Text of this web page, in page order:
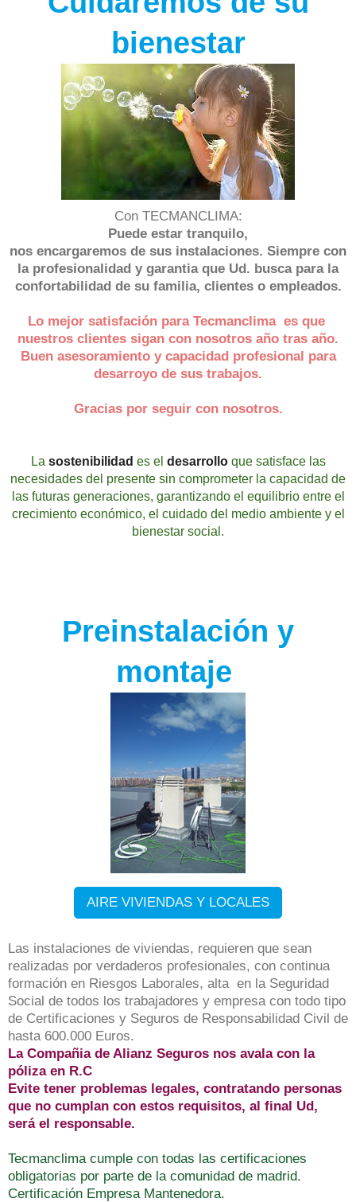
bienestar
Con TECMANCLIMA:
Puede estar tranquilo,
nos encargaremos de sus instalaciones. Siempre con
la profesionalidad y garantia que Ud. busca para la
confortabilidad de su familia, clientes o empleados.
Lo mejor satisfación para Tecmanclima es que
nuestros clientes sigan con nosotros año tras año.
Buen asesoramiento y capacidad profesional para
desarroyo de sus trabajos.
Gracias por seguir con nosotros.
La sostenibilidad es el desarrolloque satisface las
necesidades del presente sin comprometer la capacidad de
las futuras generaciones, garantizando el equilibrio entre el
crecimiento económico, el cuidado del medio ambiente y el
bienestar social.
Preinstalación y
montaje
AIRE VIVIENDAS Y LOCALES
Las instalaciones de viviendas, requieren que sean
realizadas por verdaderos profesionales, con continua
formación en Riesgos Laborales, alta en la Seguridad
Social de todos los trabajadores y empresa con todo tipo
de Certificaciones y Seguros de Responsabilidad Civil de
hasta 600.000 Euros.
La Compañia de Alianz Seguros nos avala con la
póliza en R.C
Evite tener problemas legales, contratando personas
que no cumplan con estos requisitos, al final Ud,
será el responsable.
Tecmanclima cumple con todas las certificaciones
obligatorias por parte de la comunidad de madrid.
Certificación Empresa Mantenedora.